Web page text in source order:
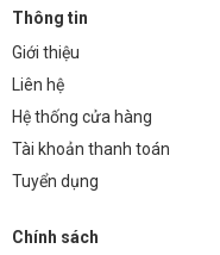
lắp đặt không?
Trả lời: Chip Philips
đặt, tuy nhiên, để đảm bảo
LED TDL.
Hỏi: Tuổi thọ trung
Trả lời: Chip Philips
Thông tin
Giới thiệu
Liên hệ
Hệ thống cửa hàng
Tài khoản thanh toán
Tuyển dụng
Chính sách